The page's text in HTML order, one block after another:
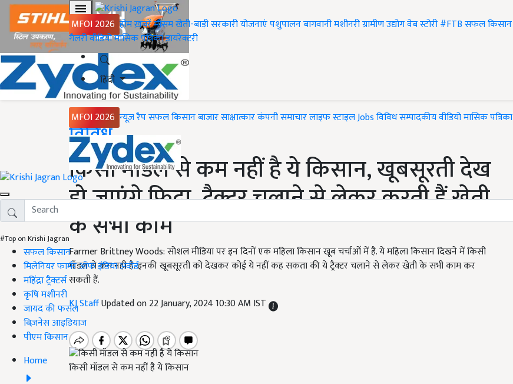
MFOI 2026 होमख़बरेंमौसमखेती-बाड़ीसरकारी योजनाएंपशुपालनबागवानीमशीनरीग्रामीण उद्योगवेब स्टोरी#FTBसफल किसान
गैलरीवीडियोमासिक पत्रिकाडायरेक्टरी
हिंदी
MFOI 2026 न्यूज़ रैपसफल किसानबाजारसाक्षात्कारकंपनी समाचारलाइफ स्टाइलJobsविविधसम्पादकीयवीडियोमासिक पत्रिका
#Top on Krishi Jagran
सफल किसान
मिलेनियर फार्मर ऑफ इंडिया अवॉर्ड
महिंद्रा ट्रैक्टर्स
कृषि मशीनरी
जायद की फसल
बिज़नेस आइडियाज
पीएम किसान
Home
Home
विविध
किसी मॉडल से कम नहीं है ये किसान, खूबसूरती देख
हो जाएंगे फिदा, ट्रैक्टर चलाने से लेकर करती हैं खेती
के सभी काम
Farmer Brittney Woods: सोशल मीडिया पर इन दिनों एक महिला किसान खूब चर्चाओं में है. ये महिला किसान दिखने में किसी
मॉडल से कम नही है. इनकी खूबसूरती को देखकर कोई ये नहीं कह सकता की ये ट्रैक्टर चलाने से लेकर खेती के सभी काम कर
सकती हैं.
KJ StaffUpdated on 22 January, 2024 10:30 AM IST
किसी मॉडल से कम नहीं है ये किसान